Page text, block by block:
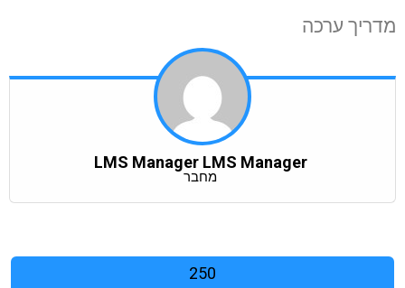
מדריך ערכה
LMS Manager LMS Manager
מחבר
250